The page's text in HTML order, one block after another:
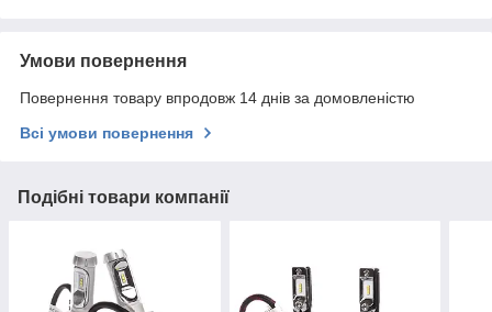
Умови повернення
Повернення товару впродовж 14 днів за домовленістю
Всі умови повернення
Подібні товари компанії